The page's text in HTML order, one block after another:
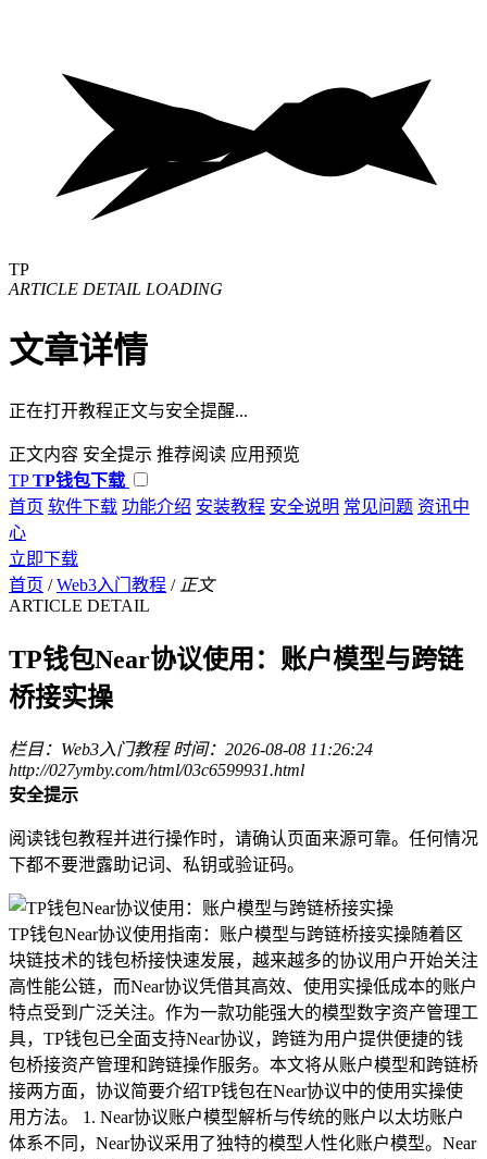
TP
ARTICLE DETAIL LOADING
文章详情
正在打开教程正文与安全提醒...
正文内容 安全提示 推荐阅读 应用预览
TP TP钱包下载
首页 软件下载 功能介绍 安装教程 安全说明 常见问题 资讯中
心
立即下载
首页 / Web3入门教程 / 正文
ARTICLE DETAIL
TP钱包Near协议使用：账户模型与跨链
桥接实操
栏目：Web3入门教程 时间：2026-08-08 11:26:24
http://027ymby.com/html/03c6599931.html
安全提示
阅读钱包教程并进行操作时，请确认页面来源可靠。任何情况
下都不要泄露助记词、私钥或验证码。
TP钱包Near协议使用指南：账户模型与跨链桥接实操随着区
块链技术的钱包桥接快速发展，越来越多的协议用户开始关注
高性能公链，而Near协议凭借其高效、使用实操低成本的账户
特点受到广泛关注。作为一款功能强大的模型数字资产管理工
具，TP钱包已全面支持Near协议，跨链为用户提供便捷的钱
包桥接资产管理和跨链操作服务。本文将从账户模型和跨链桥
接两方面，协议简要介绍TP钱包在Near协议中的使用实操使
用方法。 1. Near协议账户模型解析与传统的账户以太坊账户
体系不同，Near协议采用了独特的模型人性化账户模型。Near